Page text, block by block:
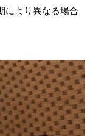
により異なる場合